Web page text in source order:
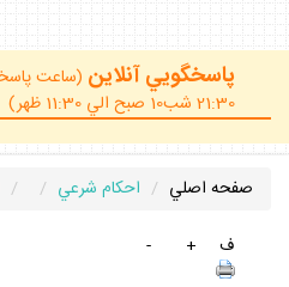
پاسخگويي آنلاين
21:30 شب10 صبح الي 11:30 ظهر)
صفحه اصلي احكام شرعي
ف
+
-